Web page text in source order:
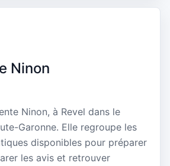
Ninon
Ninon, à Revel dans le
Garonne. Elle regroupe les
disponibles pour préparer
les avis et retrouver